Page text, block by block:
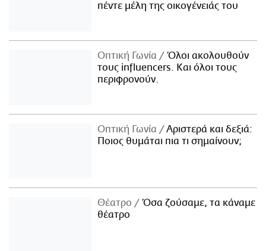
πέντε μέλη της οικογένειάς του
Οπτική Γωνία
Όλοι ακολουθούν
τους influencers. Και όλοι τους
περιφρονούν.
Οπτική Γωνία
Αριστερά και δεξιά:
Ποιος θυμάται πια τι σημαίνουν;
Θέατρο
Όσα ζούσαμε, τα κάναμε
θέατρο